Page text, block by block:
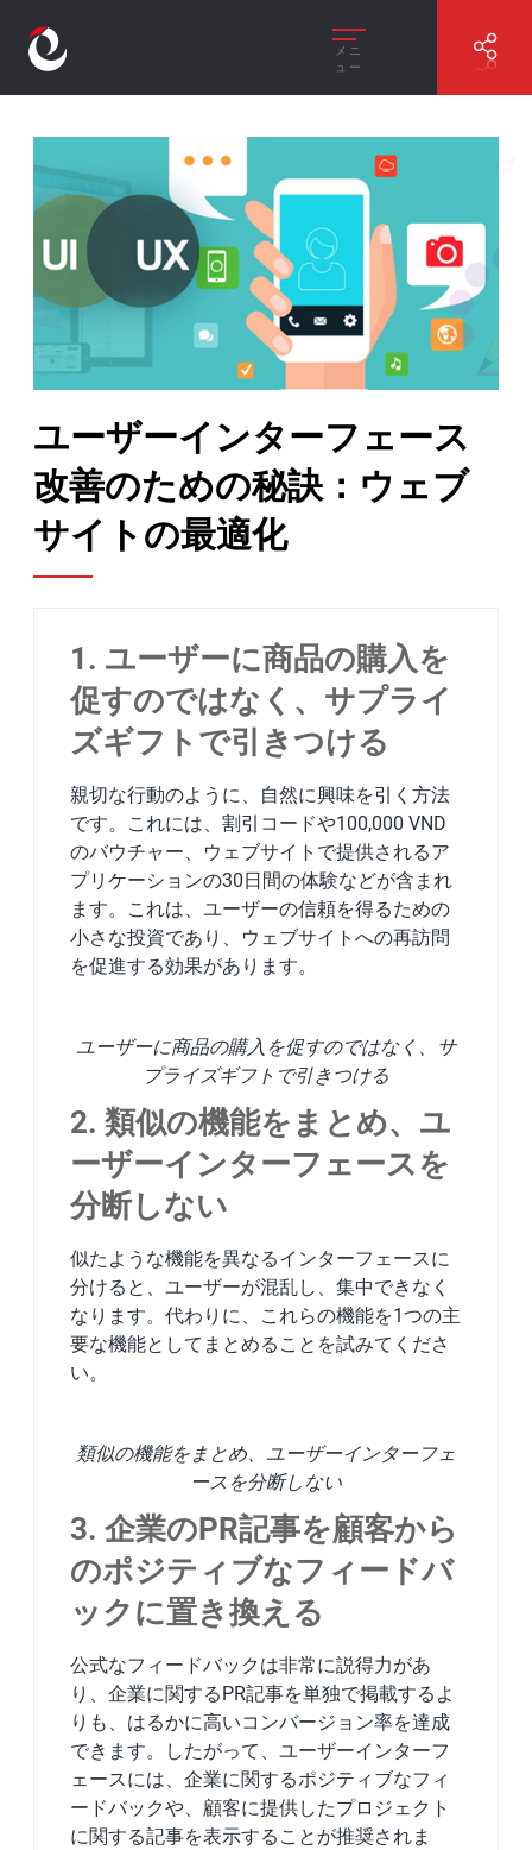
メニ
ュー
//ユーザーインターフェース改善のための秘訣：ウェブ
サイトの最適化
ユーザーインターフェース
改善のための秘訣：ウェブ
サイトの最適化
1. ユーザーに商品の購入を
促すのではなく、サプライ
ズギフトで引きつける
親切な行動のように、自然に興味を引く方法
です。これには、割引コードや100,000 VND
のバウチャー、ウェブサイトで提供されるア
プリケーションの30日間の体験などが含まれ
ます。これは、ユーザーの信頼を得るための
小さな投資であり、ウェブサイトへの再訪問
を促進する効果があります。
ユーザーに商品の購入を促すのではなく、サ
プライズギフトで引きつける
2. 類似の機能をまとめ、ユ
ーザーインターフェースを
分断しない
似たような機能を異なるインターフェースに
分けると、ユーザーが混乱し、集中できなく
なります。代わりに、これらの機能を1つの主
要な機能としてまとめることを試みてくださ
い。
類似の機能をまとめ、ユーザーインターフェ
ースを分断しない
3. 企業のPR記事を顧客から
のポジティブなフィードバ
ックに置き換える
公式なフィードバックは非常に説得力があ
り、企業に関するPR記事を単独で掲載するよ
りも、はるかに高いコンバージョン率を達成
できます。したがって、ユーザーインターフ
ェースには、企業に関するポジティブなフィ
ードバックや、顧客に提供したプロジェクト
に関する記事を表示することが推奨されま